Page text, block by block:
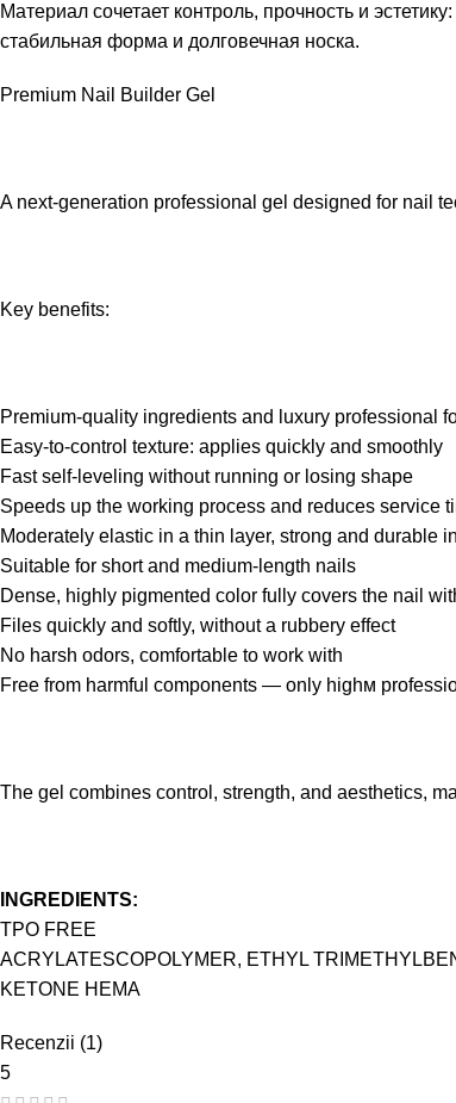
Материал сочетает контроль, прочность и
стабильная форма и долговечная носка.
Premium Nail Builder Gel
A next-generation professional gel designed for nail
Key benefits:
Premium-quality ingredients and luxury professional
Easy-to-control texture: applies quickly and smoothly
Fast self-leveling without running or losing shape
Speeds up the working process and reduces service
Moderately elastic in a thin layer, strong and durable
Suitable for short and medium-length nails
Dense, highly pigmented color fully covers the nail
Files quickly and softly, without a rubbery effect
No harsh odors, comfortable to work with
Free from harmful components — only highм
The gel combines control, strength, and aesthetics,
INGREDIENTS:
TPO FREE
ACRYLATESCOPOLYMER, ETHYL
KETONE HEMA
Recenzii (1)
5